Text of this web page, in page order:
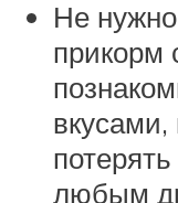
Не
прикорм
любым